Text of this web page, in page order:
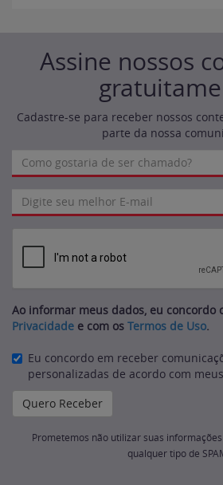
Assine nossos
Cadastre-se para receber nossos
parte da nossa
Ao informar meus dados, eu concordo
Privacidade e com os Termos de Uso.
Eu concordo em receber
personalizadas de acordo com
Prometemos não utilizar suas
qualquer tipo de